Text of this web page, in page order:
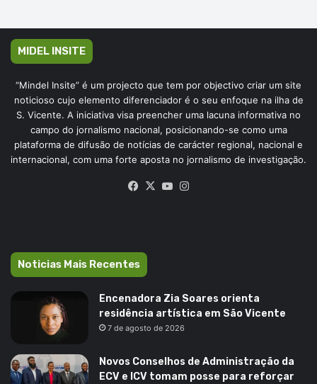
MIDEL INSITE
“Mindel Insite” é um projecto que tem por objectivo criar um site
noticioso cujo elemento diferenciador é o seu enfoque na ilha de
S. Vicente. A iniciativa visa preencher uma lacuna informativa no
campo do jornalismo nacional, posicionando-se como uma
plataforma de difusão de notícias de carácter regional, nacional e
internacional, com uma forte aposta no jornalismo de investigação.
Facebook
X YouTube
Noticias Mais Recentes
Encenadora Zia Soares orienta
residência artística em São Vicente
7 de agosto de 2026
Novos Conselhos de Administração da
ECV e ICV tomam posse para reforçar